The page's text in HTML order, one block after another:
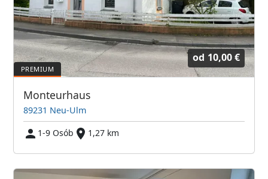
od 10,00 €
Monteurhaus
89231 Neu-Ulm
1-9 Osób
1,27 km